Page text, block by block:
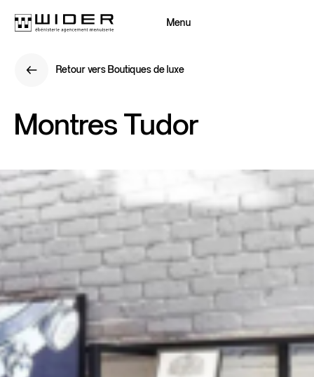
Retour
Menu
Retour vers Boutiques de luxe
Montres Tudor